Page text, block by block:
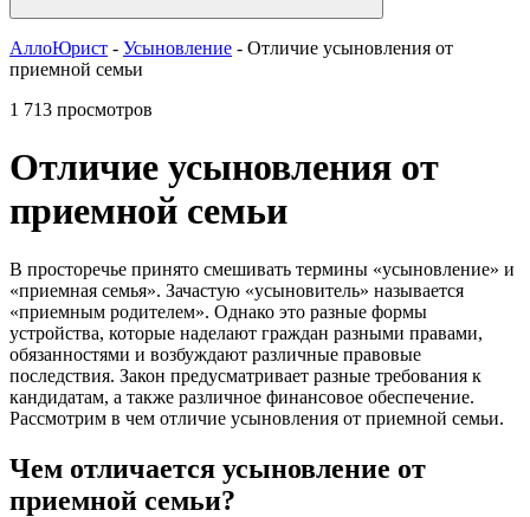
АллоЮрист - Усыновление - Отличие усыновления от
приемной семьи
1 713 просмотров
Отличие усыновления от
приемной семьи
В просторечье принято смешивать термины «усыновление» и
«приемная семья». Зачастую «усыновитель» называется
«приемным родителем». Однако это разные формы
устройства, которые наделают граждан разными правами,
обязанностями и возбуждают различные правовые
последствия. Закон предусматривает разные требования к
кандидатам, а также различное финансовое обеспечение.
Рассмотрим в чем отличие усыновления от приемной семьи.
Чем отличается усыновление от
приемной семьи?